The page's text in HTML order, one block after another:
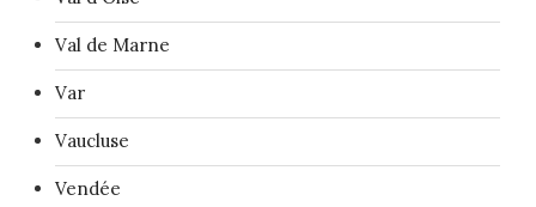
Val de Marne
Var
Vaucluse
Vendée